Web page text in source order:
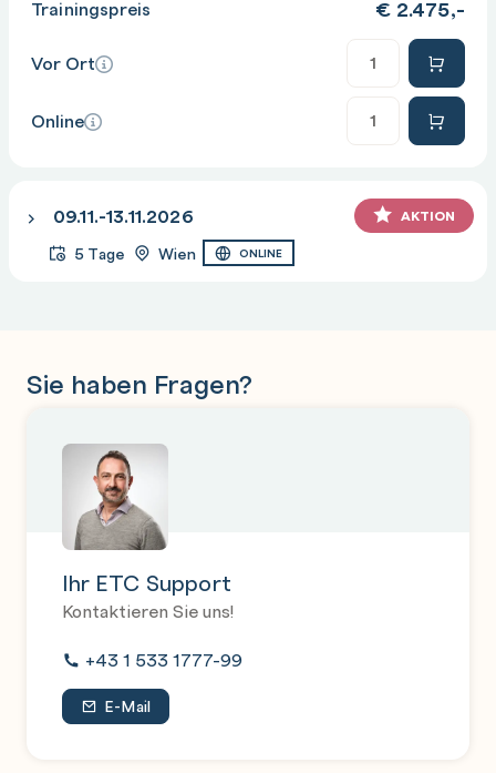
Module 12: Upgrade and migration in Windows Server
Storage Migration Service
Trainingspreis € 2.475,-
Vor Ort
Online
09.11.-13.11.2026 AKTION
5 Tage Wien ONLINE
Sie haben Fragen?
Ihr ETC Support
Kontaktieren Sie uns!
+43 1 533 1777-99
E-Mail